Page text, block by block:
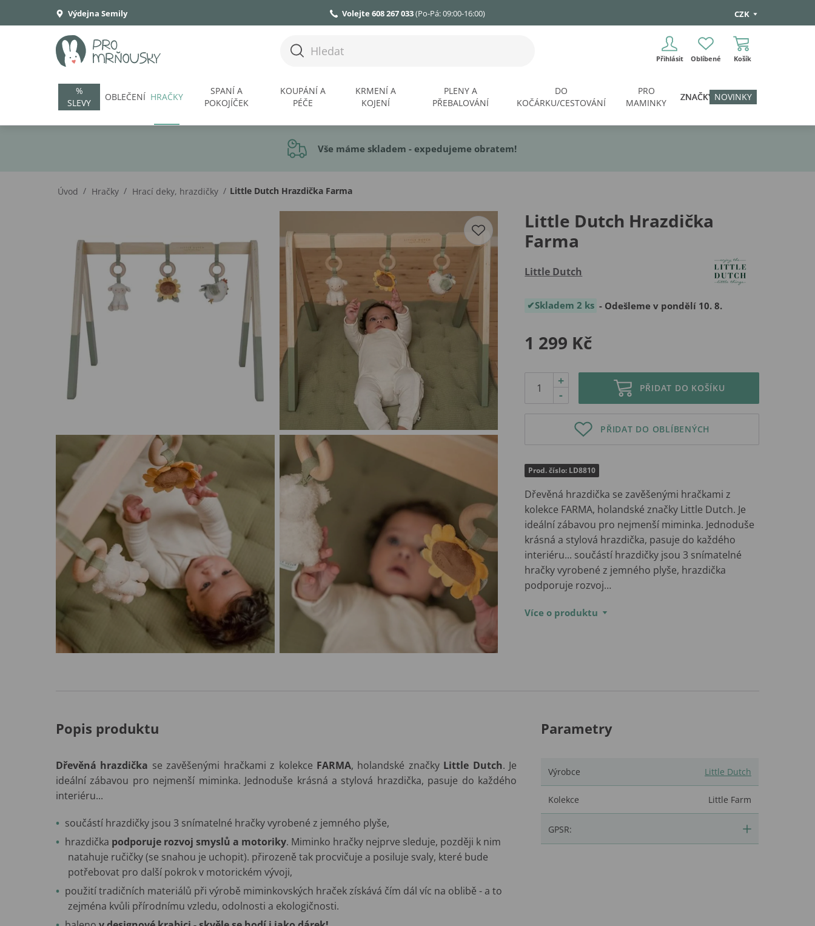
Výdejna Semily Volejte 608 267 033(Po-Pá: 09:00-16:00) CZK
Přihlásit Oblíbené Košík
%
SLEVY
OBLEČENÍ HRAČKY
SPANÍ A
POKOJÍČEK
KOUPÁNÍ A
PÉČE
KRMENÍ A
KOJENÍ
PLENY A
PŘEBALOVÁNÍ
DO
KOČÁRKU/CESTOVÁNÍ
PRO
MAMINKY
ZNAČKY NOVINKY
Vše máme skladem - expedujeme obratem!
Úvod / Hračky / Hrací deky, hrazdičky / Little Dutch Hrazdička Farma
Little Dutch Hrazdička
Farma
Little Dutch
Skladem 2 ks - Odešleme v pondělí 10. 8.
1 299 Kč
-
+
PŘIDAT DO KOŠÍKU
PŘIDAT DO OBLÍBENÝCH
Prod. číslo: LD8810
Dřevěná hrazdička se zavěšenými hračkami z
kolekce FARMA, holandské značky Little Dutch. Je
ideální zábavou pro nejmenší miminka. Jednoduše
krásná a stylová hrazdička, pasuje do každého
interiéru... součástí hrazdičky jsou 3 snímatelné
hračky vyrobené z jemného plyše, hrazdička
podporuje rozvoj…
Více o produktu
Popis produktu
Dřevěná hrazdička se zavěšenými hračkami z kolekce FARMA, holandské značky Little Dutch. Je
ideální zábavou pro nejmenší miminka. Jednoduše krásná a stylová hrazdička, pasuje do každého
interiéru...
součástí hrazdičky jsou 3 snímatelné hračky vyrobené z jemného plyše,
hrazdička podporuje rozvoj smyslů a motoriky. Miminko hračky nejprve sleduje, později k nim
natahuje ručičky (se snahou je uchopit). přirozeně tak procvičuje a posiluje svaly, které bude
potřebovat pro další pokrok v motorickém vývoji,
použití tradičních materiálů při výrobě miminkovských hraček získává čím dál víc na oblibě - a to
zejména kvůli přírodnímu vzledu, odolnosti a ekologičnosti.
Parametry
Výrobce Little Dutch
Kolekce Little Farm
GPSR: